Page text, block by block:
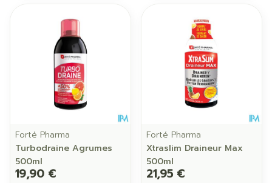
Forté Pharma
Turbodraine Agrumes
500ml
19,90 €
Forté Pharma
Xtraslim Draineur Max
500ml
21,95 €